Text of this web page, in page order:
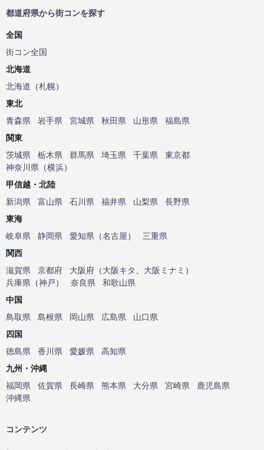
都道府県から街コンを探す
全国
街コン全国
北海道
北海道 （札幌）
東北
青森県
岩手県 宮城県 秋田県 山形県
福島県
関東
茨城県
栃木県 群馬県 埼玉県 千葉県
東京都
神奈川県 （横浜）
甲信越・北陸
新潟県
富山県 石川県 福井県 山梨県
長野県
東海
岐阜県
静岡県 愛知県 （名古屋）
三重県
関西
滋賀県
京都府 大阪府 （大阪キタ 大阪ミナミ ）
兵庫県 （神戸） 奈良県
和歌山県
中国
鳥取県
島根県 岡山県 広島県
山口県
四国
徳島県
香川県 愛媛県
高知県
九州・沖縄
福岡県
佐賀県 長崎県 熊本県 大分県 宮崎県
鹿児島県
沖縄県
コンテンツ